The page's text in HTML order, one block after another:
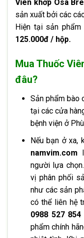
Viên khớp Osa
sản xuất bởi các
Hiện tại sản
125.000đ / hộp.
Mua Thuốc
đâu?
Sản phẩm bào
tại các cửa
bệnh viện ở
Nếu bạn ở xa,
namvim.com
người lựa
vị phân phối
như các sản
có thể liên hệ
0988 527
phẩm chính